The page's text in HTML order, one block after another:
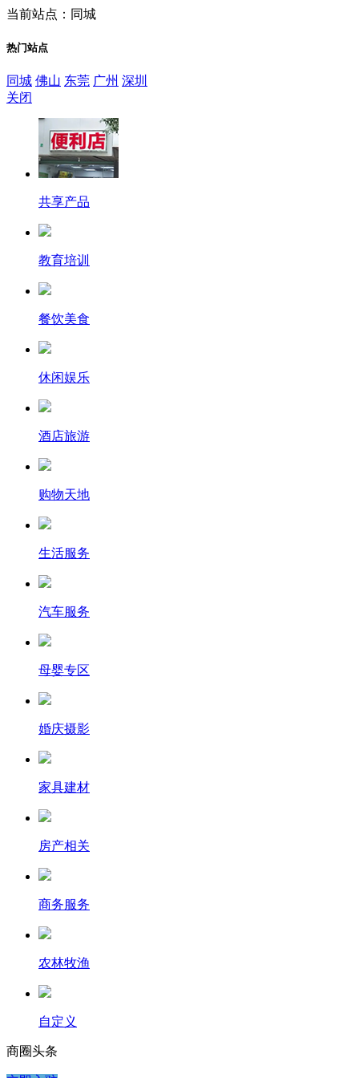
当前站点：同城
热门站点
同城 佛山 东莞 广州 深圳
关闭
共享产品
教育培训
餐饮美食
休闲娱乐
酒店旅游
购物天地
生活服务
汽车服务
母婴专区
婚庆摄影
家具建材
房产相关
商务服务
农林牧渔
自定义
商圈头条